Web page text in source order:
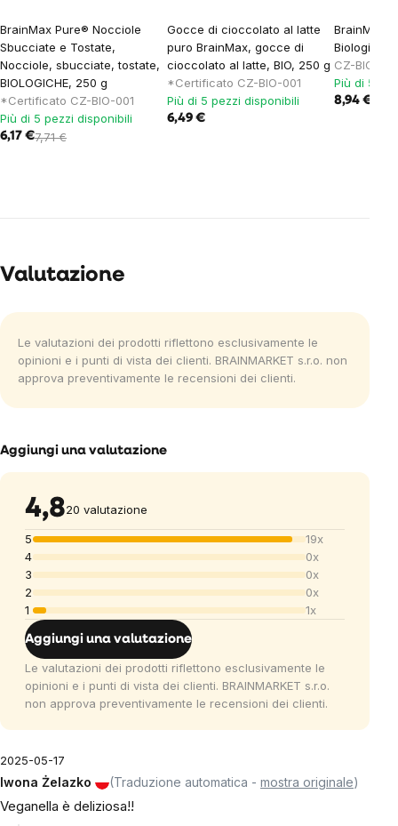
BrainMax Pure® Nocciole
Sbucciate e Tostate,
Nocciole, sbucciate, tostate,
BIOLOGICHE, 250 g
*Certificato CZ-BIO-001
Più di 5 pezzi disponibili
6,17 €7,71 €
Gocce di cioccolato al latte
puro BrainMax, gocce di
cioccolato al latte, BIO, 250 g
*Certificato CZ-BIO-001
Più di 5 pezzi disponibili
6,49 €
BrainMax
Biologico,
CZ-BIO-001
Più di 5
8,94 €
Valutazione
Le valutazioni dei prodotti riflettono esclusivamente le
opinioni e i punti di vista dei clienti. BRAINMARKET s.r.o. non
approva preventivamente le recensioni dei clienti.
Aggiungi una valutazione
4,820 valutazione
5
19x
4
0x
3
0x
2
0x
1
1x
Aggiungi una valutazione
Le valutazioni dei prodotti riflettono esclusivamente le
opinioni e i punti di vista dei clienti. BRAINMARKET s.r.o.
non approva preventivamente le recensioni dei clienti.
2025-05-17
Iwona Żelazko (Traduzione automatica - mostra originale)
Veganella è deliziosa!!